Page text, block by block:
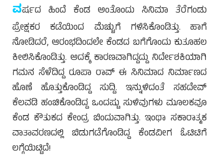
ವರ್ಷದ ಹಿಂದೆ ಕೆಂಡ ಅಂತೊಂದು ಸಿನಿಮಾ ತೆರೆಗಂಡು
ಪ್ರೇಕ್ಷಕರ ಕಡೆಯಿಂದ ಮೆಚ್ಚುಗೆ ಗಳಿಸಿಕೊಂಡಿತ್ತು. ಹಾಗೆ
ನೋಡಿದರೆ, ಆರಂಭದಿಂದಲೇ ಕೆಂಡದ ಬಗೆಗೊಂದು ಕುತೂಹಲ
ಕೀಲಿಸಿಕೊಂಡಿತ್ತು. ಅದಕ್ಕೆ ಕಾರಣವಾಗಿದ್ದದ್ದು ನಿರ್ದೇಶಕಿಯಾಗಿ
ಗಮನ ಸೆಳೆದಿದ್ದ ರೂಪಾ ರಾವ್ ಈ ಸಿನಿಮಾದ ನಿರ್ಮಾಣದ
ಹೊಣೆ ಹೊತ್ತುಕೊಂಡಿದ್ದ ಸುದ್ದಿ. ಇನ್ನುಳಿದಂತೆ ಸಹದೇವ್
ಕೆಲವಡಿ ಹಂಚಿಕೊಂಡಿದ್ದ ಒಂದಷ್ಟು ಸುಳಿವುಗಳು ಮೂಲಕವೂ
ಕೆಂಡ ಕೌತುಕದ ಕೇಂದ್ರ ಬಿಂದುವಾಗಿತ್ತು. ಇಂಥಾ ಸಕಾರಾತ್ಮಕ
ವಾತಾವರಣದಲ್ಲಿ ಬಿಡುಗಡೆಗೊಂಡಿದ್ದ ಕೆಂಡವೀಗ ಓಟಿಟಿಗೆ
ಲಗ್ಗೆಯಿಟ್ಟಿದೆ!